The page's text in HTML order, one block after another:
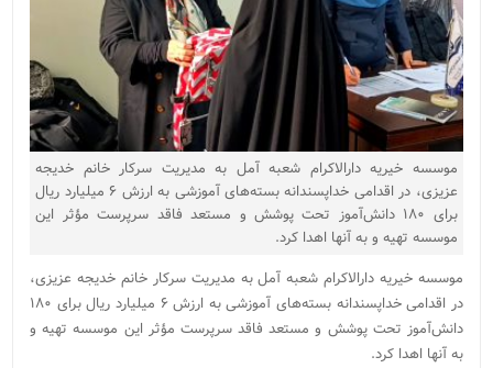
موسسه خیریه دارالاکرام شعبه آمل به مدیریت سرکار خانم خدیجه
عزیزی، در اقدامی خداپسندانه بسته‌های آموزشی به ارزش ۶ میلیارد ریال
برای ۱۸۰ دانش‌آموز تحت پوشش و مستعد فاقد سرپرست مؤثر این
موسسه تهیه و به آنها اهدا کرد.
موسسه خیریه دارالاکرام شعبه آمل به مدیریت سرکار خانم خدیجه عزیزی،
در اقدامی خداپسندانه بسته‌های آموزشی به ارزش ۶ میلیارد ریال برای ۱۸۰
دانش‌آموز تحت پوشش و مستعد فاقد سرپرست مؤثر این موسسه تهیه و
به آنها اهدا کرد.